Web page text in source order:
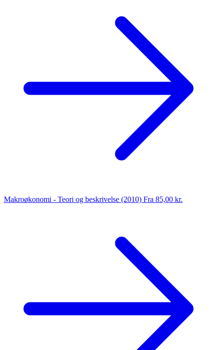
Makroøkonomi - Teori og beskrivelse (2010) Fra 85,00 kr.